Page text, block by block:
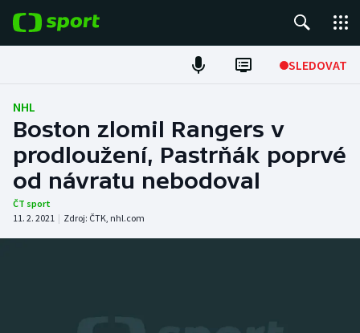
SLEDOVAT
Fotbal
Hokej
Tenis
Atletika
NHL
Boston zlomil Rangers v
prodloužení, Pastrňák poprvé
od návratu nebodoval
ČT sport
11. 2. 2021 | Zdroj: ČTK, nhl.com